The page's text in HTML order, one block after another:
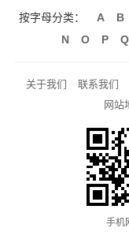
按字母分类： A B
N
O P Q
关于我们 联系我们
网站
手机